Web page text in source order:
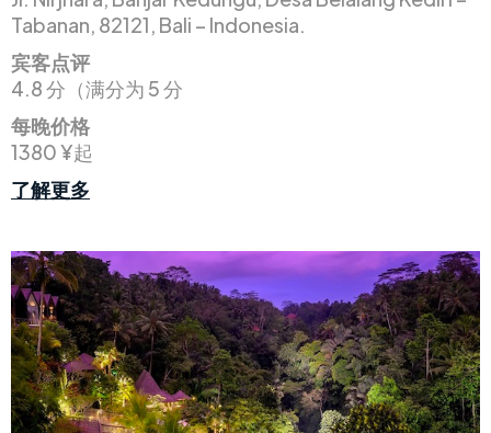
Tabanan, 82121, Bali – Indonesia.
宾客点评
4.8 分（满分为 5 分
每晚价格
1380 ¥起
了解更多